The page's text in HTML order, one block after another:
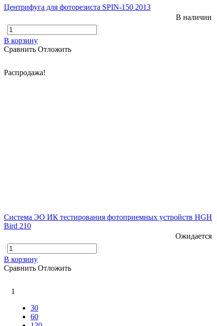
Центрифуга для фоторезиста SPIN-150 2013
В наличии
В корзину
Сравнить Отложить
Распродажа!
Система ЭО ИК тестирования фотоприемных устройств HGH
Bird 210
Ожидается
В корзину
Сравнить Отложить
1
30
60